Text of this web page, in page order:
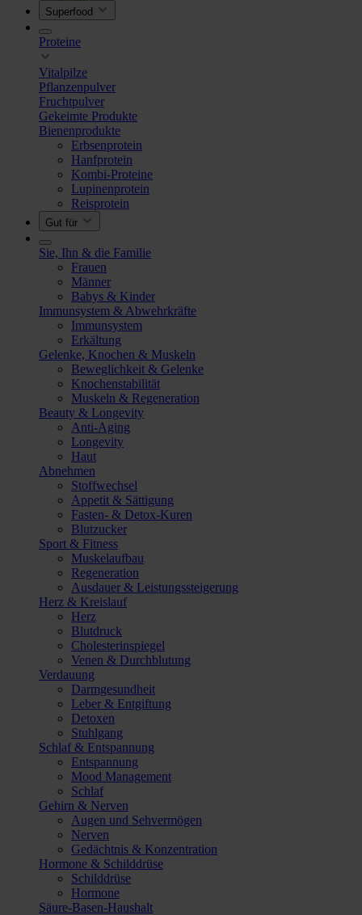
Superfood
Proteine
Vitalpilze
Pflanzenpulver
Fruchtpulver
Gekeimte Produkte
Bienenprodukte
Erbsenprotein
Hanfprotein
Kombi-Proteine
Lupinenprotein
Reisprotein
Gut für
Sie, Ihn & die Familie
Frauen
Männer
Babys & Kinder
Immunsystem & Abwehrkräfte
Immunsystem
Erkältung
Gelenke, Knochen & Muskeln
Beweglichkeit & Gelenke
Knochenstabilität
Muskeln & Regeneration
Beauty & Longevity
Anti-Aging
Longevity
Haut
Abnehmen
Stoffwechsel
Appetit & Sättigung
Fasten- & Detox-Kuren
Blutzucker
Sport & Fitness
Muskelaufbau
Regeneration
Ausdauer & Leistungssteigerung
Herz & Kreislauf
Herz
Blutdruck
Cholesterinspiegel
Venen & Durchblutung
Verdauung
Darmgesundheit
Leber & Entgiftung
Detoxen
Stuhlgang
Schlaf & Entspannung
Entspannung
Mood Management
Schlaf
Gehirn & Nerven
Augen und Sehvermögen
Nerven
Gedächtnis & Konzentration
Hormone & Schilddrüse
Schilddrüse
Hormone
Säure-Basen-Haushalt